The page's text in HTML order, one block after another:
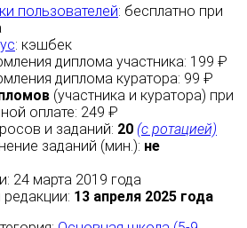
пользователей: бесплатно при
: кэшбек
диплома участника: 199 ₽
диплома куратора: 99 ₽
(участника и куратора) при
оплате: 249 ₽
и заданий: 20 (с ротацией)
заданий (мин.): не
24 марта 2019 года
13 апреля 2025 года